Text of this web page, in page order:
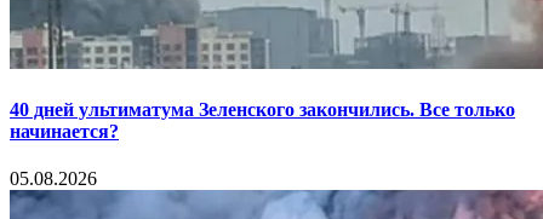
40 дней ультиматума Зеленского закончились. Все только
начинается?
05.08.2026